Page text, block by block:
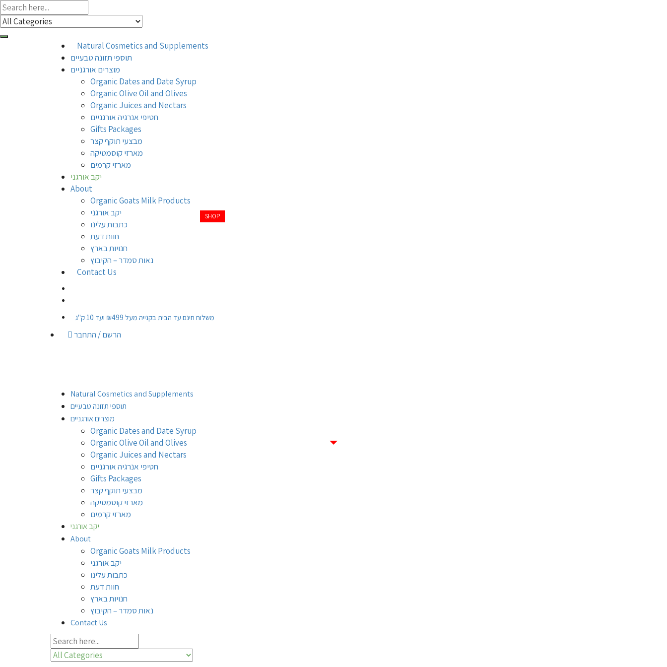
Natural Cosmetics and Supplements
תוספי תזונה טבעיים
מוצרים אורגניים
Organic Dates and Date Syrup
Organic Olive Oil and Olives
Organic Juices and Nectars
חטיפי אנרגיה אורגניים
Gifts Packages
מבצעי תוקף קצר
מארזי קוסמטיקה
מארזי קרמים
יקב אורגני
About
Organic Goats Milk Products
יקב אורגני
כתבות עלינו
חוות דעת
חנויות בארץ
נאות סמדר – הקיבוץ
Contact Us
משלוח חינם עד הבית בקנייה מעל ₪499 ועד 10 ק"ג
הרשם / התחבר
Natural Cosmetics and Supplements
תוספי תזונה טבעיים
מוצרים אורגניים
Organic Dates and Date Syrup
Organic Olive Oil and Olives
Organic Juices and Nectars
חטיפי אנרגיה אורגניים
Gifts Packages
מבצעי תוקף קצר
מארזי קוסמטיקה
מארזי קרמים
יקב אורגני
About
Organic Goats Milk Products
יקב אורגני
כתבות עלינו
חוות דעת
חנויות בארץ
נאות סמדר – הקיבוץ
Contact Us